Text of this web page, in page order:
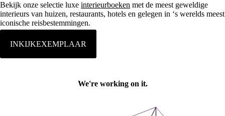
Bekijk onze selectie luxe interieurboeken met de meest geweldige
interieurs van huizen, restaurants, hotels en gelegen in ‘s werelds meest
iconische reisbestemmingen.
INKIJKEXEMPLAAR